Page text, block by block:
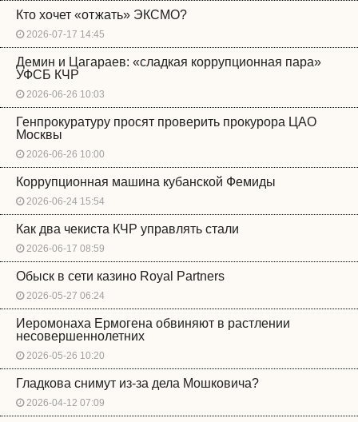
Кто хочет «отжать» ЭКСМО?
2026-07-17 14:45
Демин и Цагараев: «сладкая коррупционная пара»
УФСБ КЧР
2026-06-26 10:03
Генпрокуратуру просят проверить прокурора ЦАО
Москвы
2026-06-26 10:00
Коррупционная машина кубанской Фемиды
2026-06-24 15:54
Как два чекиста КЧР управлять стали
2026-06-17 08:59
Обыск в сети казино Royal Partners
2026-05-27 06:24
Иеромонаха Ермогена обвиняют в растлении
несовершеннолетних
2026-05-26 10:20
Гладкова снимут из-за дела Мошковича?
2026-04-12 07:09